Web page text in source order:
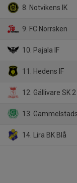
8. Notvikens IK
9. FC Norrsken
10. Pajala IF
11. Hedens IF
12. Gällivare SK 2
13.
14. Lira BK Blå